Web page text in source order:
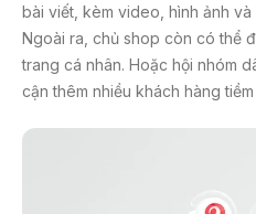
bài viết, kèm video, hình ảnh
Ngoài ra, chủ shop còn có thể
trang cá nhân. Hoặc hội nhóm
cận thêm nhiều khách hàng